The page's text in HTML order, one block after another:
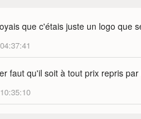
que c'étais juste un logo que
faut qu'il soit à tout prix repris